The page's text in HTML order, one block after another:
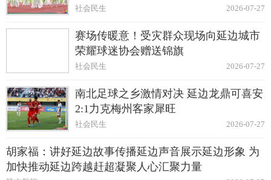
2026-07-27
社会民生
赛场传暖意！受灾群众现场向延边城市
荣耀球迷协会赠送锦旗
2026-07-27
社会民生
南北足球之乡激情对决 延边龙鼎可喜安
2:1力克梅州客家犀旺
2026-07-27
社会民生
胡家福：讲好延边故事传播延边声音展示延边形象 为
加快推动延边跨越赶超凝聚人心汇聚力量